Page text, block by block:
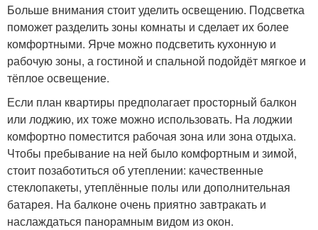
Больше внимания стоит уделить освещению. Подсветка
поможет разделить зоны комнаты и сделает их более
комфортными. Ярче можно подсветить кухонную и
рабочую зоны, а гостиной и спальной подойдёт мягкое и
тёплое освещение.
Если план квартиры предполагает просторный балкон
или лоджию, их тоже можно использовать. На лоджии
комфортно поместится рабочая зона или зона отдыха.
Чтобы пребывание на ней было комфортным и зимой,
стоит позаботиться об утеплении: качественные
стеклопакеты, утеплённые полы или дополнительная
батарея. На балконе очень приятно завтракать и
наслаждаться панорамным видом из окон.